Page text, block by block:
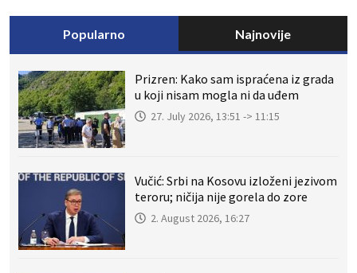
Popularno Najnovije
Prizren: Kako sam ispraćena iz grada
u koji nisam mogla ni da uđem
27. July 2026, 13:51 -> 11:15
Vučić: Srbi na Kosovu izloženi jezivom
teroru; ničija nije gorela do zore
2. August 2026, 16:27